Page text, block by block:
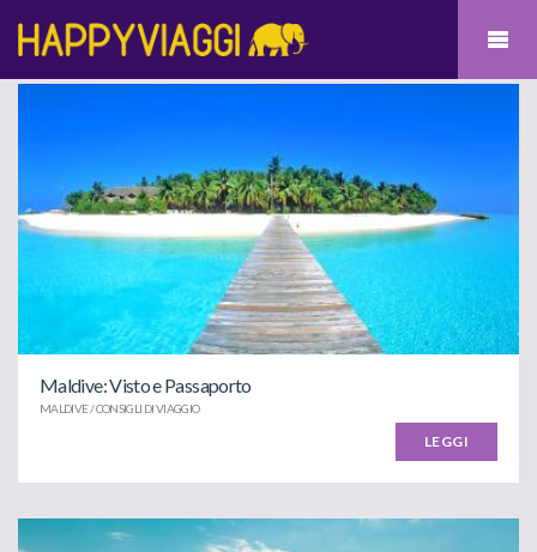
Maldive: Visto e Passaporto
MALDIVE / CONSIGLI DI VIAGGIO
LEGGI